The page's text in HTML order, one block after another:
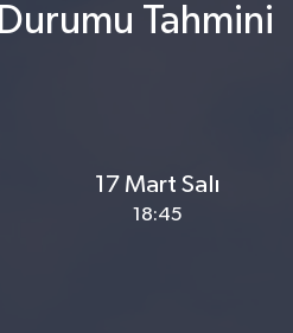
Tahmini
17 Mart Salı
18:45